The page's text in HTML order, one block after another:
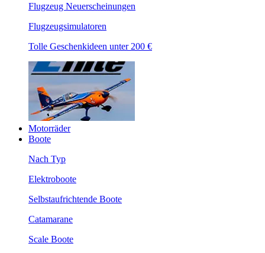
Flugzeug Neuerscheinungen
Flugzeugsimulatoren
Tolle Geschenkideen unter 200 €
Motorräder
Boote
Nach Typ
Elektroboote
Selbstaufrichtende Boote
Catamarane
Scale Boote